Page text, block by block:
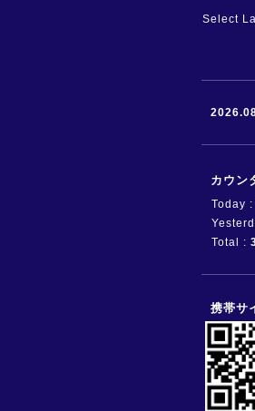
Select
カウン
Today :
Total :
携帯サ